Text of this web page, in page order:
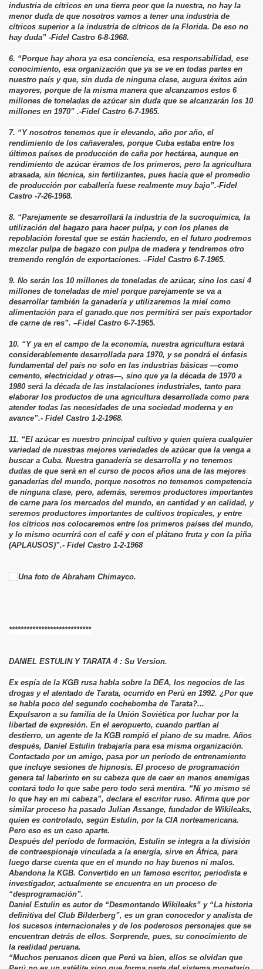
industria de cítricos en una tierra peor que la nuestra, no hay la
menor duda de que nosotros vamos a tener una industria de
cítricos superior a la industria de cítricos de la Florida. De eso no
hay duda” -Fidel Castro 6-8-1968.
6. “Porque hay ahora ya esa conciencia, esa responsabilidad, ese
conocimiento, esa organización que ya se ve en todas partes en
nuestro país y que, sin duda de ninguna clase, augura éxitos aún
mayores, porque de la misma manera que alcanzamos estos 6
millones de toneladas de azúcar sin duda que se alcanzarán los 10
millones en 1970” .-Fidel Castro 6-7-1965.
7. “Y nosotros tenemos que ir elevando, año por año, el
rendimiento de los cañaverales, porque Cuba estaba entre los
últimos países de producción de caña por hectárea, aunque en
rendimiento de azúcar éramos de los primeros, pero la agricultura
atrasada, sin técnica, sin fertilizantes, pues hacía que el promedio
de producción por caballería fuese realmente muy bajo”.-Fidel
Castro -7-26-1968.
8. “Parejamente se desarrollará la industria de la sucroquímica, la
utilización del bagazo para hacer pulpa, y con los planes de
repoblación forestal que se están haciendo, en el futuro podremos
mezclar pulpa de bagazo con pulpa de madera y tendremos otro
tremendo renglón de exportaciones. –Fidel Castro 6-7-1965.
9. No serán los 10 millones de toneladas de azúcar, sino los casi 4
millones de toneladas de miel porque parejamente se va a
desarrollar también la ganadería y utilizaremos la miel como
alimentación para el ganado.que nos permitirá ser país exportador
de carne de res”. –Fidel Castro 6-7-1965.
10. “Y ya en el campo de la economía, nuestra agricultura estará
considerablemente desarrollada para 1970, y se pondrá el énfasis
fundamental del país no solo en las industrias básicas —como
cemento, electricidad y otras—, sino que ya la década de 1970 a
1980 será la década de las instalaciones industriales, tanto para
elaborar los productos de una agricultura desarrollada como para
atender todas las necesidades de una sociedad moderna y en
avance”.- Fidel Castro 1-2-1968.
11. “El azúcar es nuestro principal cultivo y quien quiera cualquier
variedad de nuestras mejores variedades de azúcar que la venga a
buscar a Cuba. Nuestra ganadería se desarrolla y no tenemos
dudas de que será en el curso de pocos años una de las mejores
ganaderías del mundo, porque nosotros no tememos competencia
de ninguna clase, pero, además, seremos productores importantes
de carne para los mercados del mundo, en cantidad y en calidad, y
seremos productores importantes de cultivos tropicales, y entre
los cítricos nos colocaremos entre los primeros países del mundo,
y lo mismo ocurrirá con el café y con el plátano fruta y con la piña
(APLAUSOS)”.- Fidel Castro 1-2-1968
****************************
DANIEL ESTULIN Y TARATA 4 : Su Version.
Ex espía de la KGB rusa habla sobre la DEA, los negocios de las
drogas y el atentado de Tarata, ocurrido en Perú en 1992. ¿Por que
se habla poco del segundo cochebomba de Tarata?...
Expulsaron a su familia de la Unión Soviética por luchar por la
libertad de expresión. En el aeropuerto, cuando partían al
destierro, un agente de la KGB rompió el piano de su madre. Años
después, Daniel Estulin trabajaría para esa misma organización.
Contactado por un amigo, pasa por un período de entrenamiento
que incluye sesiones de hipnosis. El proceso de programación
genera tal laberinto en su cabeza que de caer en manos enemigas
contará todo lo que sabe pero todo será mentira. “Ni yo mismo sé
lo que hay en mi cabeza”, declara el escritor ruso. Afirma que por
similar proceso ha pasado Julian Assange, fundador de Wikileaks,
quien es controlado, según Estulin, por la CIA norteamericana.
Pero eso es un caso aparte.
Después del período de formación, Estulin se integra a la división
de contraespionaje vinculada a la energía, sirve en África, para
luego darse cuenta que en el mundo no hay buenos ni malos.
Abandona la KGB. Convertido en un famoso escritor, periodista e
investigador, actualmente se encuentra en un proceso de
“desprogramación”.
Daniel Estulin es autor de “Desmontando Wikileaks” y “La historia
definitiva del Club Bilderberg”, es un gran conocedor y analista de
los sucesos internacionales y de los poderosos personajes que se
encuentran detrás de ellos. Sorprende, pues, su conocimiento de
la realidad peruana.
“Muchos peruanos dicen que Perú va bien, ellos se olvidan que